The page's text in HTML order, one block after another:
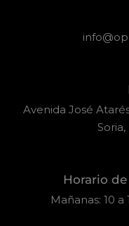
Avenida José
Horario
Mañanas: 10 a